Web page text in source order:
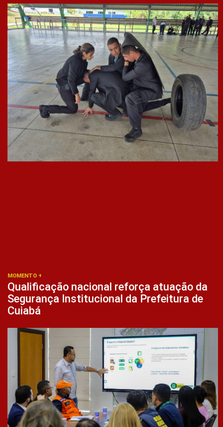
MOMENTO +
Qualificação nacional reforça atuação da
Segurança Institucional da Prefeitura de
Cuiabá